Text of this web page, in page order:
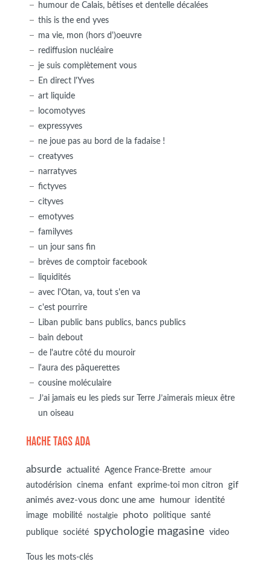
humour de Calais, bêtises et dentelle décalées
this is the end yves
ma vie, mon (hors d')oeuvre
rediffusion nucléaire
je suis complètement vous
En direct l'Yves
art liquide
locomotyves
expressyves
ne joue pas au bord de la fadaise !
creatyves
narratyves
fictyves
cityves
emotyves
familyves
un jour sans fin
brèves de comptoir facebook
liquidités
avec l'Otan, va, tout s'en va
c'est pourrire
Liban public bans publics, bancs publics
bain debout
de l'autre côté du mouroir
l'aura des pâquerettes
cousine moléculaire
J’ai jamais eu les pieds sur Terre J’aimerais mieux être
un oiseau
HACHE TAGS ADA
absurde actualité Agence France-Brette amour
autodérision cinema enfant exprime-toi mon citron
gif
animés avez-vous donc une ame
humour identité
image mobilité nostalgie photo politique
santé
publique
société spychologie magasine video
Tous les mots-clés